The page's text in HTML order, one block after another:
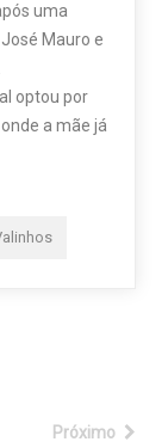
uma
Mauro e
optou por
a mãe já
Próximo